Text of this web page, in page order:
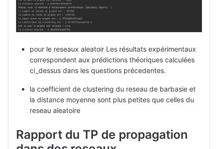
pour le reseaux aleatoir Les résultats expérimentaux
correspondent aux prédictions théoriques calculées
ci_dessus dans les questions précedentes.
la coefficient de clustering du reseau de barbasie et
la distance moyenne sont plus petites que celles du
reseau aleatoire
Rapport du TP de propagation